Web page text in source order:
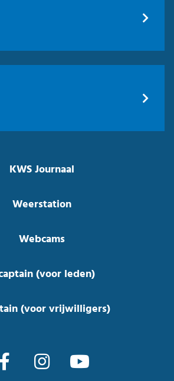
KWS Journaal
Weerstation
Webcams
(voor leden)
(voor vrijwilligers)